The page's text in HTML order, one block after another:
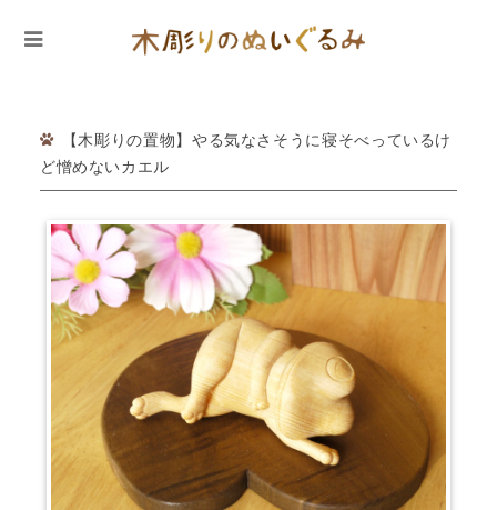
【木彫りの置物】やる気なさそうに寝そべっているけ
ど憎めないカエル